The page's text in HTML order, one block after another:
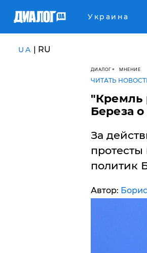
Украина
UA | RU
ДИАЛОГ МНЕНИЕ
ЧИТАТЬ
"Кремль
Береза
За
политик
Автор: